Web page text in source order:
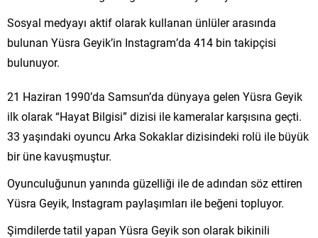
Sosyal medyayı aktif olarak kullanan ünlüler arasında
bulunan Yüsra Geyik’in Instagram’da 414 bin takipçisi
bulunuyor.
21 Haziran 1990’da Samsun’da dünyaya gelen Yüsra Geyik
ilk olarak “Hayat Bilgisi” dizisi ile kameralar karşısına geçti.
33 yaşındaki oyuncu Arka Sokaklar dizisindeki rolü ile büyük
bir üne kavuşmuştur.
Oyunculuğunun yanında güzelliği ile de adından söz ettiren
Yüsra Geyik, Instagram paylaşımları ile beğeni topluyor.
Şimdilerde tatil yapan Yüsra Geyik son olarak bikinili